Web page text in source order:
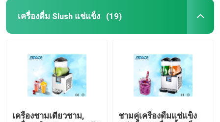
เครื่องดื่ม Slush แช่แข็ง (19)
เครื่องชามเดี่ยวชาม,
ชามคู่เครื่องดื่มแช่แข็ง